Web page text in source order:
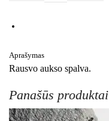
Aprašymas
Rausvo aukso spalva.
Panašūs produktai